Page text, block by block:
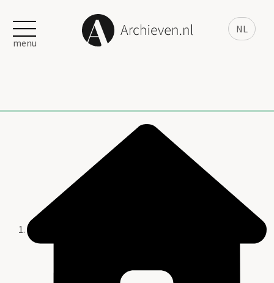
NL
menu